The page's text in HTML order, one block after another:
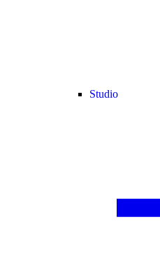
Studio